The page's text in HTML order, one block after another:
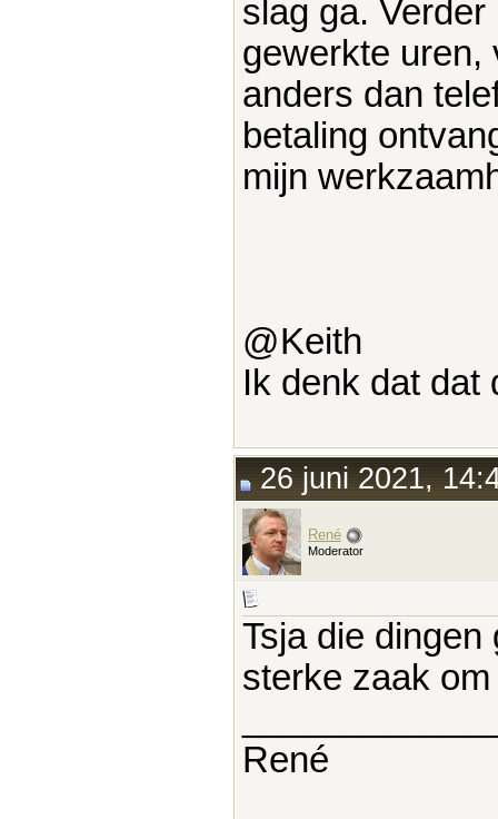
slag ga.
gewerkte uren,
anders dan
betaling
mijn
@Keith
Ik denk dat dat
26 juni 2021,
René
Moderator
Tsja die
sterke zaak
René